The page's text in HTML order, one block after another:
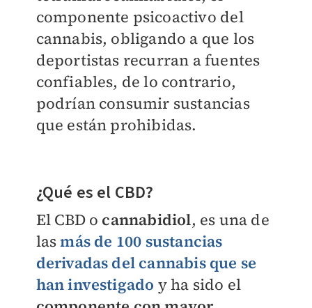
componente psicoactivo del
cannabis, obligando a que los
deportistas recurran a fuentes
confiables, de lo contrario,
podrían consumir sustancias
que están prohibidas.
¿Qué es el CBD?
El CBD o cannabidiol, es una de
lasmás de 100 sustancias
derivadas del cannabis que se
han investigado y ha sido el